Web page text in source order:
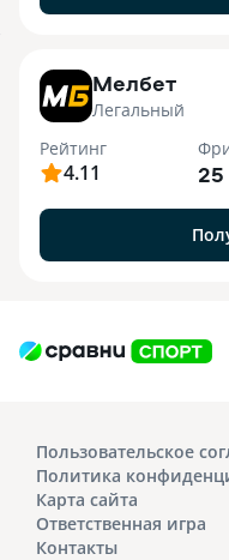
Мелбет
Легальный
Рейтинг
4.11
Пользовательское
Политика
Карта сайта
Ответственная игра
Контакты